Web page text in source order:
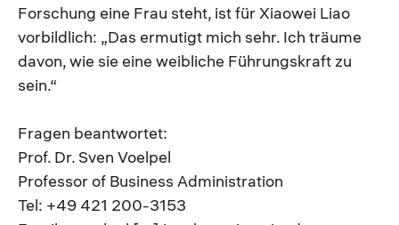
Forschung eine Frau steht, ist für Xiaowei Liao
vorbildlich: „Das ermutigt mich sehr. Ich träume
davon, wie sie eine weibliche Führungskraft zu
sein.“
Fragen beantwortet:
Prof. Dr. Sven Voelpel
Professor of Business Administration
Tel: +49 421 200-3153